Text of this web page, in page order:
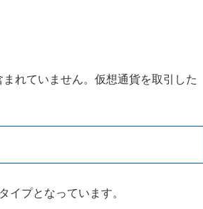
れていません。仮想通貨を取引した
イプとなっています。